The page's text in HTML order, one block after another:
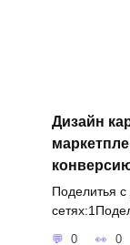
Дизайн
Поделитья
0 0